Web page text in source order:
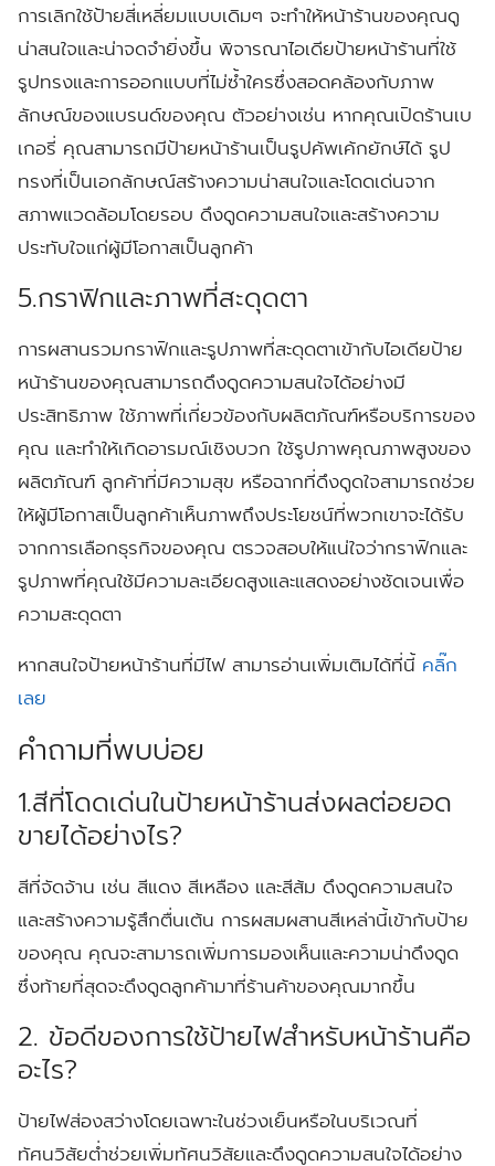
การเลิกใช้ป้ายสี่เหลี่ยมแบบเดิมๆ จะทำให้หน้าร้านของคุณดู
น่าสนใจและน่าจดจำยิ่งขึ้น พิจารณาไอเดียป้ายหน้าร้านที่ใช้
รูปทรงและการออกแบบที่ไม่ซ้ำใครซึ่งสอดคล้องกับภาพ
ลักษณ์ของแบรนด์ของคุณ ตัวอย่างเช่น หากคุณเปิดร้านเบ
เกอรี่ คุณสามารถมีป้ายหน้าร้านเป็นรูปคัพเค้กยักษ์ได้ รูป
ทรงที่เป็นเอกลักษณ์สร้างความน่าสนใจและโดดเด่นจาก
สภาพแวดล้อมโดยรอบ ดึงดูดความสนใจและสร้างความ
ประทับใจแก่ผู้มีโอกาสเป็นลูกค้า
5.กราฟิกและภาพที่สะดุดตา
การผสานรวมกราฟิกและรูปภาพที่สะดุดตาเข้ากับไอเดียป้าย
หน้าร้านของคุณสามารถดึงดูดความสนใจได้อย่างมี
ประสิทธิภาพ ใช้ภาพที่เกี่ยวข้องกับผลิตภัณฑ์หรือบริการของ
คุณ และทำให้เกิดอารมณ์เชิงบวก ใช้รูปภาพคุณภาพสูงของ
ผลิตภัณฑ์ ลูกค้าที่มีความสุข หรือฉากที่ดึงดูดใจสามารถช่วย
ให้ผู้มีโอกาสเป็นลูกค้าเห็นภาพถึงประโยชน์ที่พวกเขาจะได้รับ
จากการเลือกธุรกิจของคุณ ตรวจสอบให้แน่ใจว่ากราฟิกและ
รูปภาพที่คุณใช้มีความละเอียดสูงและแสดงอย่างชัดเจนเพื่อ
ความสะดุดตา
หากสนใจป้ายหน้าร้านที่มีไฟ สามารอ่านเพิ่มเติมได้ที่นี้ คลิ๊ก
เลย
คำถามที่พบบ่อย
1.สีที่โดดเด่นในป้ายหน้าร้านส่งผลต่อยอด
ขายได้อย่างไร?
สีที่จัดจ้าน เช่น สีแดง สีเหลือง และสีส้ม ดึงดูดความสนใจ
และสร้างความรู้สึกตื่นเต้น การผสมผสานสีเหล่านี้เข้ากับป้าย
ของคุณ คุณจะสามารถเพิ่มการมองเห็นและความน่าดึงดูด
ซึ่งท้ายที่สุดจะดึงดูดลูกค้ามาที่ร้านค้าของคุณมากขึ้น
2. ข้อดีของการใช้ป้ายไฟสำหรับหน้าร้านคือ
อะไร?
ป้ายไฟส่องสว่างโดยเฉพาะในช่วงเย็นหรือในบริเวณที่
ทัศนวิสัยต่ำช่วยเพิ่มทัศนวิสัยและดึงดูดความสนใจได้อย่าง